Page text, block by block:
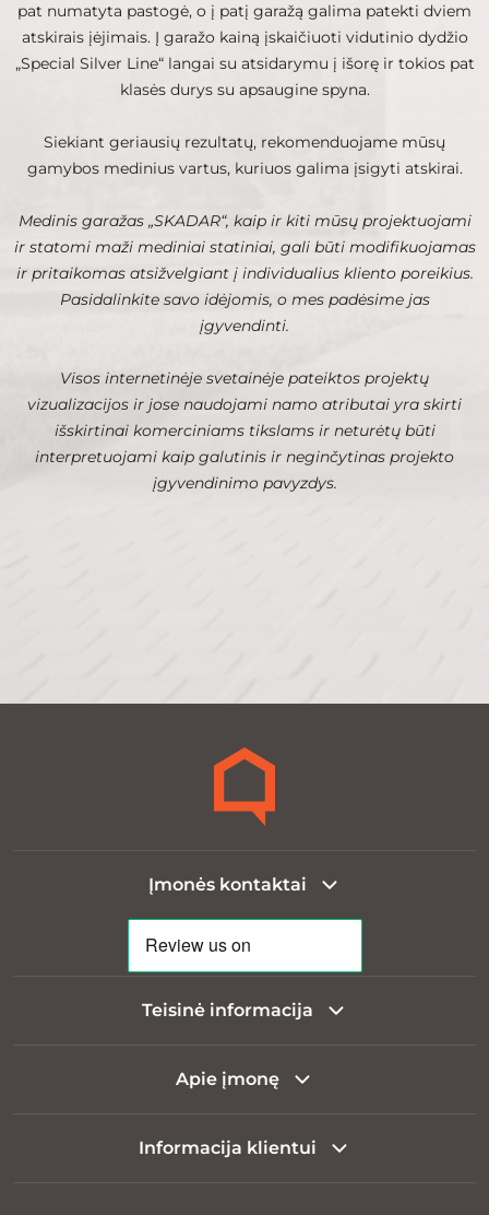
pat numatyta pastogė, o į patį garažą galima patekti dviem
atskirais įėjimais. Į garažo kainą įskaičiuoti vidutinio dydžio
„Special Silver Line“ langai su atsidarymu į išorę ir tokios pat
klasės durys su apsaugine spyna.
Siekiant geriausių rezultatų, rekomenduojame mūsų
gamybos medinius vartus, kuriuos galima įsigyti atskirai.
Medinis garažas „SKADAR“, kaip ir kiti mūsų projektuojami
ir statomi maži mediniai statiniai, gali būti modifikuojamas
ir pritaikomas atsižvelgiant į individualius kliento poreikius.
Pasidalinkite savo idėjomis, o mes padėsime jas
įgyvendinti.
Visos internetinėje svetainėje pateiktos projektų
vizualizacijos ir jose naudojami namo atributai yra skirti
išskirtinai komerciniams tikslams ir neturėtų būti
interpretuojami kaip galutinis ir neginčytinas projekto
įgyvendinimo pavyzdys.
Įmonės kontaktai
Teisinė informacija
Apie įmonę
Informacija klientui